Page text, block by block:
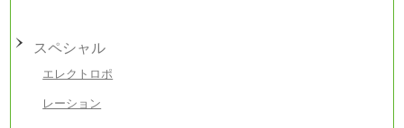
スペシャル
エレクトロポ
レーション